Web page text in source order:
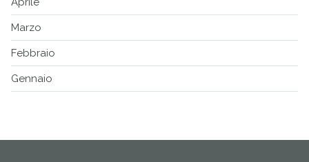
Marzo
Febbraio
Gennaio